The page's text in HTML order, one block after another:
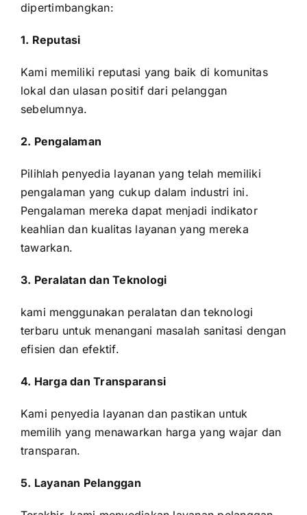
dipertimbangkan:
1. Reputasi
Kami memiliki reputasi yang baik di komunitas
lokal dan ulasan positif dari pelanggan
sebelumnya.
2. Pengalaman
Pilihlah penyedia layanan yang telah memiliki
pengalaman yang cukup dalam industri ini.
Pengalaman mereka dapat menjadi indikator
keahlian dan kualitas layanan yang mereka
tawarkan.
3. Peralatan dan Teknologi
kami menggunakan peralatan dan teknologi
terbaru untuk menangani masalah sanitasi dengan
efisien dan efektif.
4. Harga dan Transparansi
Kami penyedia layanan dan pastikan untuk
memilih yang menawarkan harga yang wajar dan
transparan.
5. Layanan Pelanggan